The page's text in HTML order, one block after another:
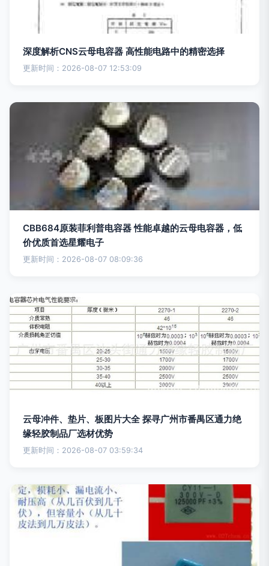
深度解析CNS云母电容器 高性能电路中的精密选择
更新时间：2026-08-07 12:53:09
CBB684原装菲利普电容器 性能卓越的云母电容器，低
价优质首选星耀电子
更新时间：2026-08-07 08:09:36
云母冲件、垫片、板图片大全 探寻广州市番禺区通力绝
缘轻胶制品厂选材优势
更新时间：2026-08-07 03:59:34